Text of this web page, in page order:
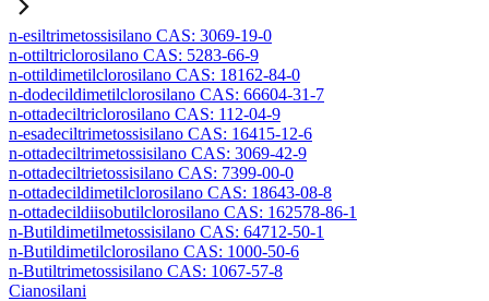
n-esiltrimetossisilano CAS: 3069-19-0
n-ottiltriclorosilano CAS: 5283-66-9
n-ottildimetilclorosilano CAS: 18162-84-0
n-dodecildimetilclorosilano CAS: 66604-31-7
n-ottadeciltriclorosilano CAS: 112-04-9
n-esadeciltrimetossisilano CAS: 16415-12-6
n-ottadeciltrimetossisilano CAS: 3069-42-9
n-ottadeciltrietossisilano CAS: 7399-00-0
n-ottadecildimetilclorosilano CAS: 18643-08-8
n-ottadecildiisobutilclorosilano CAS: 162578-86-1
n-Butildimetilmetossisilano CAS: 64712-50-1
n-Butildimetilclorosilano CAS: 1000-50-6
n-Butiltrimetossisilano CAS: 1067-57-8
Cianosilani